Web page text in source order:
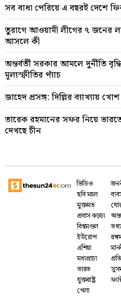
সব বাধা পেরিয়ে এ বছরই দেশে
তুরাগে আওয়ামী লীগের ৭ জনের
আসলে কী
অন্তর্বর্তী সরকার আমলে দুর্নীতি
মূল্যস্ফীতির প্যাঁচ
জাহেদ প্রসঙ্গ: দিল্লির ব্যাখ্যায়
তারেক রহমানের সফর নিয়ে ভারতে
দেখছে চীন
ভিডিও
ছবি মহল
মুক্তমত
প্রবাস কড়চা
বিশ্বমণ্ডল
ইউরোপ
এশিয়া
মধ্যপ্রাচ্য
ভারত
যুক্তরাষ্ট্র
খেলা